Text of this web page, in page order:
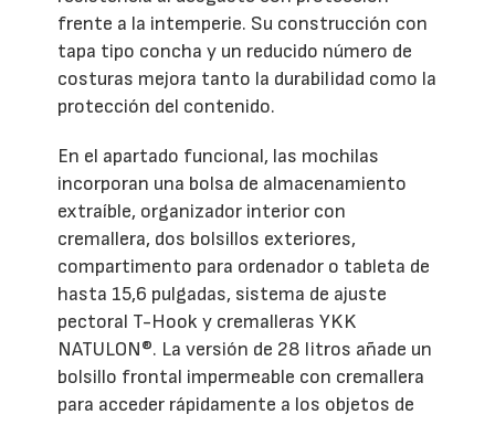
frente a la intemperie. Su construcción con
tapa tipo concha y un reducido número de
costuras mejora tanto la durabilidad como la
protección del contenido.
En el apartado funcional, las mochilas
incorporan una bolsa de almacenamiento
extraíble, organizador interior con
cremallera, dos bolsillos exteriores,
compartimento para ordenador o tableta de
hasta 15,6 pulgadas, sistema de ajuste
pectoral T-Hook y cremalleras YKK
NATULON®. La versión de 28 litros añade un
bolsillo frontal impermeable con cremallera
para acceder rápidamente a los objetos de